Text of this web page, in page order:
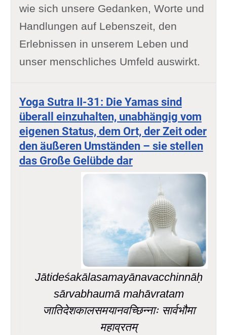
wie sich unsere Gedanken, Worte und
Handlungen auf Lebenszeit, den
Erlebnissen in unserem Leben und
unser menschliches Umfeld auswirkt.
Yoga Sutra II-31: Die Yamas sind
überall einzuhalten, unabhängig vom
eigenen Status, dem Ort, der Zeit oder
den äußeren Umständen – sie stellen
das Große Gelübde dar
Jātideśakālasamayānavacchinnāḥ
sārvabhaumā mahāvratam
जातिदेशकालसमयानवच्छिन्नाः सार्वभौमा
महाव्रतम्